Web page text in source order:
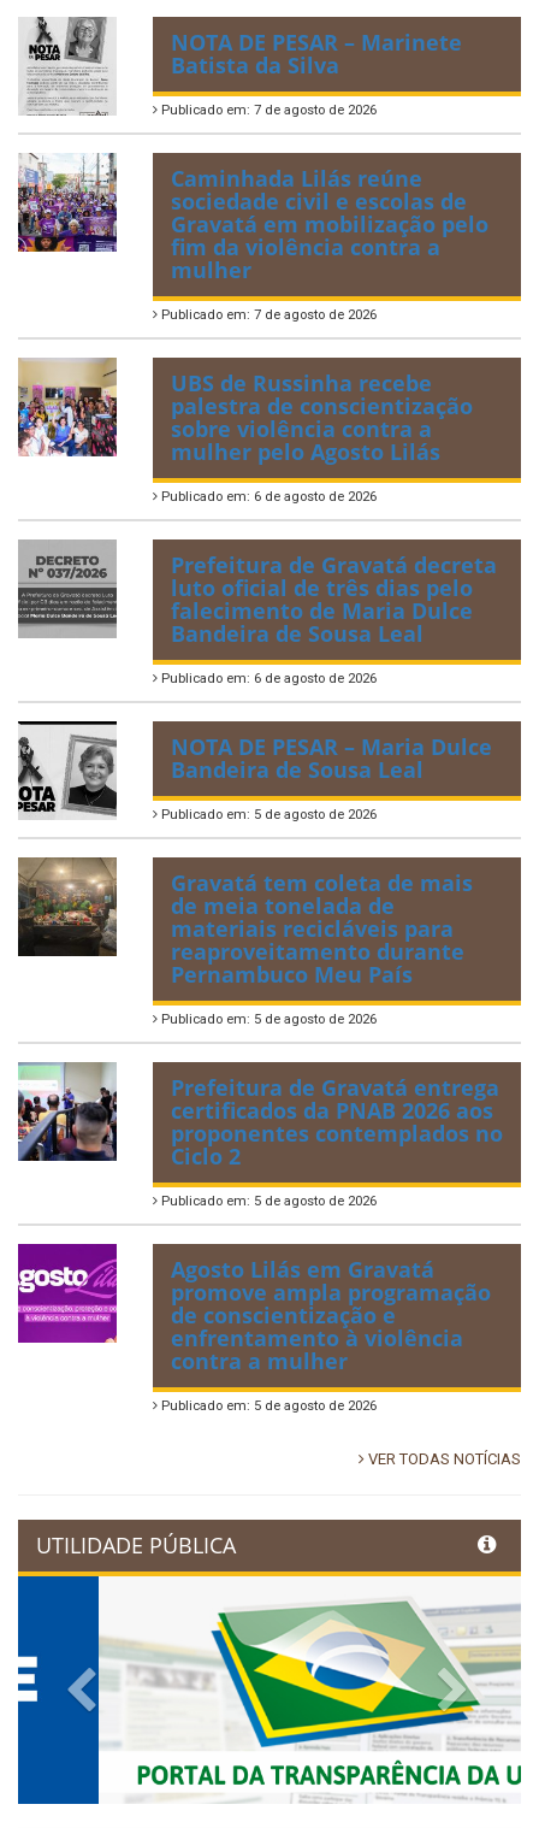
NOTA DE PESAR – Marinete
Batista da Silva
Publicado em: 7 de agosto de 2026
Caminhada Lilás reúne
sociedade civil e escolas de
Gravatá em mobilização pelo
fim da violência contra a
mulher
Publicado em: 7 de agosto de 2026
UBS de Russinha recebe
palestra de conscientização
sobre violência contra a
mulher pelo Agosto Lilás
Publicado em: 6 de agosto de 2026
Prefeitura de Gravatá decreta
luto oficial de três dias pelo
falecimento de Maria Dulce
Bandeira de Sousa Leal
Publicado em: 6 de agosto de 2026
NOTA DE PESAR – Maria Dulce
Bandeira de Sousa Leal
Publicado em: 5 de agosto de 2026
Gravatá tem coleta de mais
de meia tonelada de
materiais recicláveis para
reaproveitamento durante
Pernambuco Meu País
Publicado em: 5 de agosto de 2026
Prefeitura de Gravatá entrega
certificados da PNAB 2026 aos
proponentes contemplados no
Ciclo 2
Publicado em: 5 de agosto de 2026
Agosto Lilás em Gravatá
promove ampla programação
de conscientização e
enfrentamento à violência
contra a mulher
Publicado em: 5 de agosto de 2026
VER TODAS NOTÍCIAS
UTILIDADE PÚBLICA
Previous Next